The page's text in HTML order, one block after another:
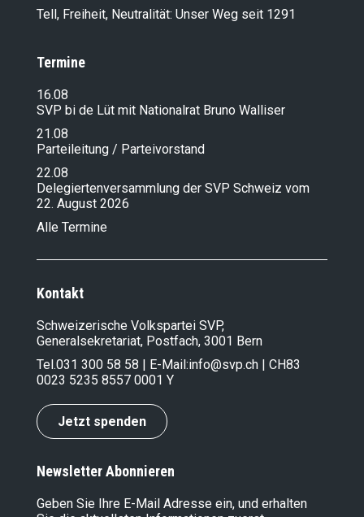
Tell, Freiheit, Neutralität: Unser Weg seit 1291
Termine
16.08
SVP bi de Lüt mit Nationalrat Bruno Walliser
21.08
Parteileitung / Parteivorstand
22.08
Delegiertenversammlung der SVP Schweiz vom
22. August 2026
Alle Termine
Kontakt
Schweizerische Volkspartei SVP,
Generalsekretariat, Postfach, 3001 Bern
Tel.031 300 58 58 | E-Mail:info@svp.ch | CH83
0023 5235 8557 0001 Y
Jetzt spenden
Newsletter Abonnieren
Geben Sie Ihre E-Mail Adresse ein, und erhalten